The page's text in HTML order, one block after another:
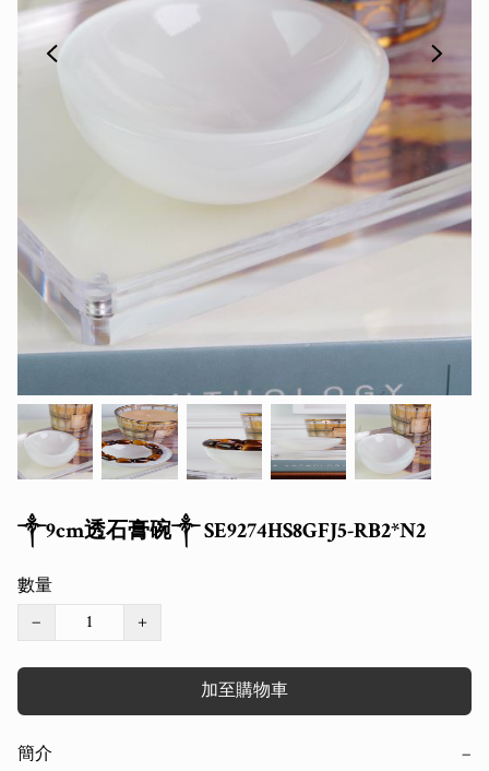
༒9cm透石膏碗༒ SE9274HS8GFJ5-RB2*N2
數量
−
+
加至購物車
簡介 −